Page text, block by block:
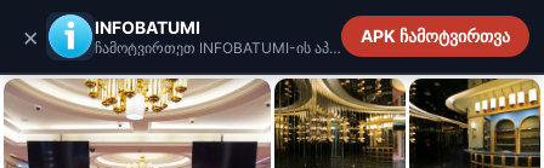
INFOBATUMI.GE
× INFOBATUMI
ჩამოტვირთეთ INFOBATUMI-ის აპლიკაცია
APK ჩამოტვირთვა